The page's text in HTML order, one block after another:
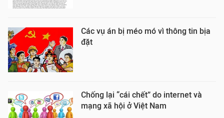
Các vụ án bị méo mó vì thông tin bịa
đặt
Chống lại “cái chết” do internet và
mạng xã hội ở Việt Nam